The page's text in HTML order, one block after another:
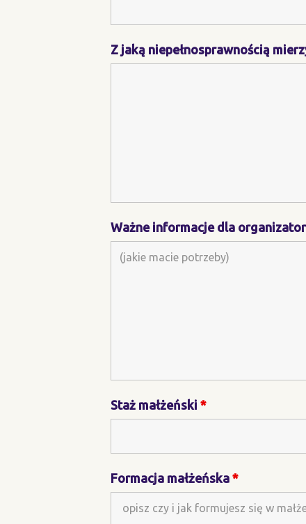
Z jaką niepełnosprawnością
Ważne informacje dla
Staż małżeński *
Formacja małżeńska *